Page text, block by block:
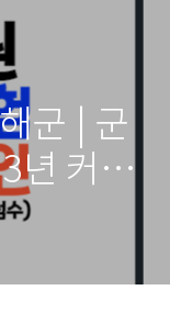
군 | 군
년 커트
일)